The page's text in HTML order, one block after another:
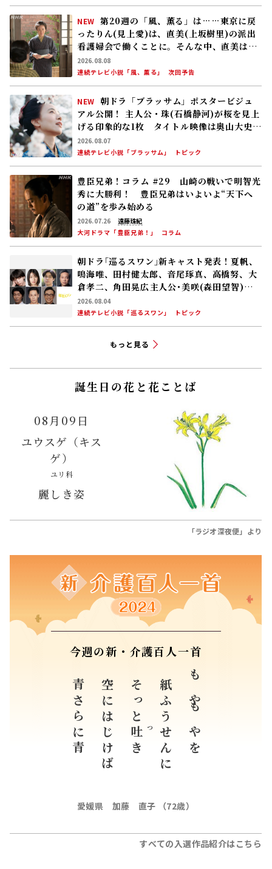
NEW 第20週の「風、薫る」は……東京に戻
ったりん(見上愛)は、直美(上坂樹里)の派出
看護婦会で働くことに。そんな中、直美は自
分の理想とした無償の看護を始める
2026.08.08
連続テレビ小説「風、薫る」
次回予告
NEW 朝ドラ「ブラッサム」ポスタービジュ
アル公開！ 主人公・珠(石橋静河)が桜を見上
げる印象的な1枚 タイトル映像は奥山大史監
督、語りは三條雅幸アナ 2026年度後期放
送
2026.08.07
連続テレビ小説「ブラッサム」
トピック
豊臣兄弟！コラム #29 山崎の戦いで明智光
秀に大勝利！ 豊臣兄弟はいよいよ“天下へ
の道”を歩み始める
2026.07.26
遠藤珠紀
大河ドラマ「豊臣兄弟！」
コラム
朝ドラ｢巡るスワン｣新キャスト発表！夏帆、
鳴海唯、田村健太郎、音尾琢真、高橋努、大
倉孝二、角田晃広――主人公･美咲(森田望智)が
交流する警察署の人々 2027年度前期放送
2026.08.04
連続テレビ小説「巡るスワン」
トピック
もっと見る
誕生日の花と花ことば
08月09日
ユウスゲ（キス
ゲ）
ユリ科
麗しき姿
「ラジオ深夜便」より
今週の新・介護百人一首
もやもやを
紙ふうせんに
そっと
吐 つ
き
空にはじけば
青さらに青
愛媛県 加藤 直子 （72歳）
すべての入選作品紹介はこちら